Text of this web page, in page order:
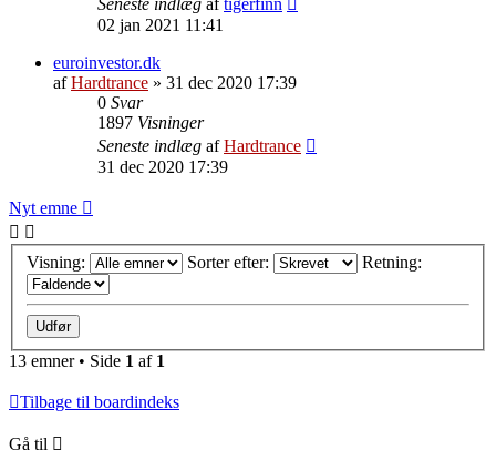
Seneste indlæg aftigerfinn
02 jan 2021 11:41
euroinvestor.dk
afHardtrance » 31 dec 2020 17:39
0 Svar
1897 Visninger
Seneste indlæg afHardtrance
31 dec 2020 17:39
Nyt emne
Visning: Sorter efter: Retning:
13 emner • Side 1 af 1
Tilbage til boardindeks
Gå til